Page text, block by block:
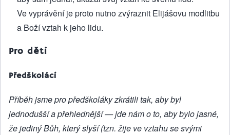
Ve vyprávění je proto nutno zvýraznit Elijášovu modlitbu
a Boží vztah k jeho lidu.
Pro děti
Předškoláci
Příběh jsme pro předškoláky zkrátili tak, aby byl
jednodušší a přehlednější — jde nám o to, aby bylo jasné,
že jediný Bůh, který slyší (tzn. žije ve vztahu se svými